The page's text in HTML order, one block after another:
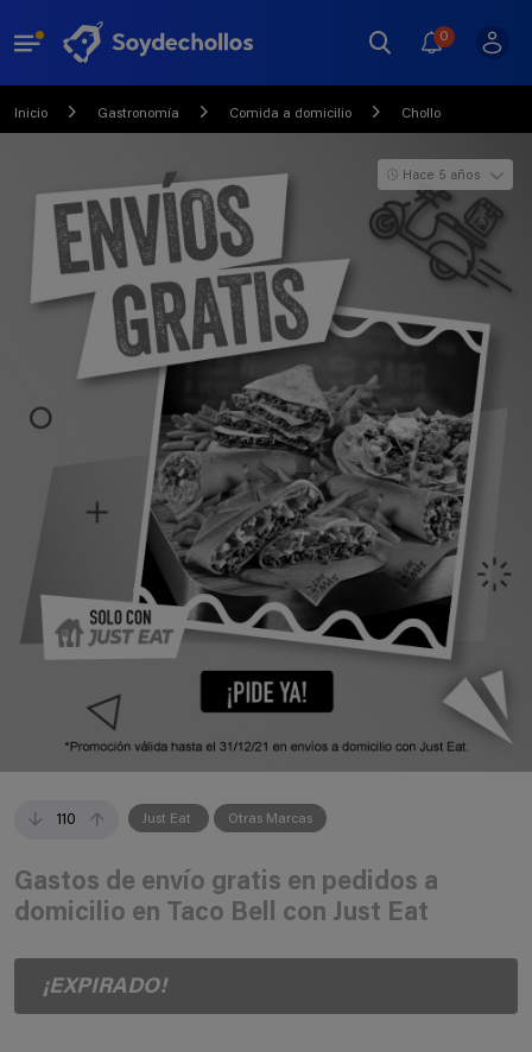
0
Inicio Gastronomía Comida a domicilio Chollo
110 Just Eat Otras Marcas
Hace 5 años
Gastos de envío gratis en pedidos a
domicilio en Taco Bell con Just Eat
¡EXPIRADO!